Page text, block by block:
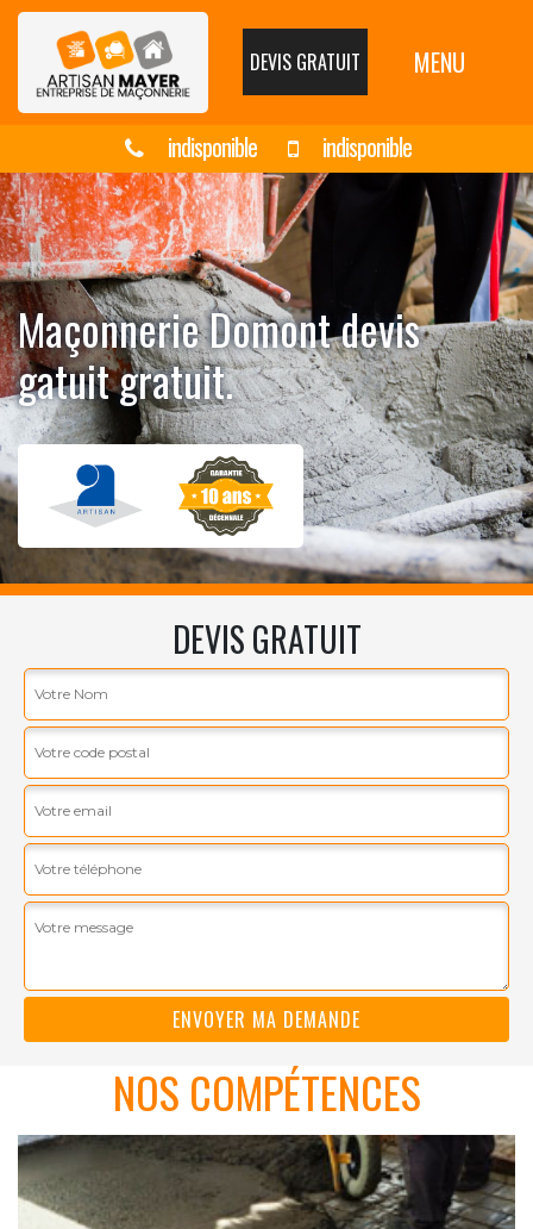
DEVIS GRATUIT MENU
indisponible indisponible
Maçonnerie Domont devis
gatuit gratuit.
DEVIS GRATUIT
NOS COMPÉTENCES